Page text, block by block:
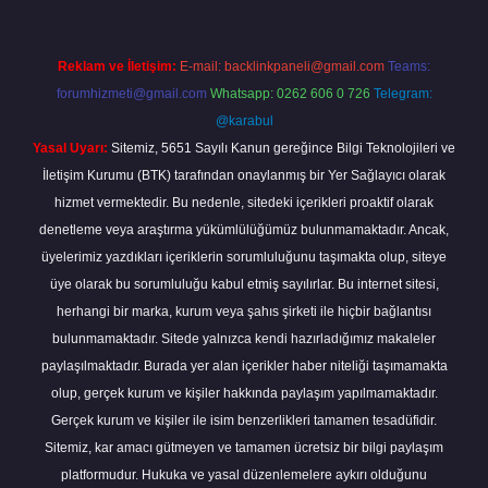
Reklam ve İletişim: E-mail: backlinkpaneli@gmail.com Teams:
forumhizmeti@gmail.com Whatsapp: 0262 606 0 726 Telegram:
@karabul
Yasal Uyarı: Sitemiz, 5651 Sayılı Kanun gereğince Bilgi Teknolojileri ve
İletişim Kurumu (BTK) tarafından onaylanmış bir Yer Sağlayıcı olarak
hizmet vermektedir. Bu nedenle, sitedeki içerikleri proaktif olarak
denetleme veya araştırma yükümlülüğümüz bulunmamaktadır. Ancak,
üyelerimiz yazdıkları içeriklerin sorumluluğunu taşımakta olup, siteye
üye olarak bu sorumluluğu kabul etmiş sayılırlar. Bu internet sitesi,
herhangi bir marka, kurum veya şahıs şirketi ile hiçbir bağlantısı
bulunmamaktadır. Sitede yalnızca kendi hazırladığımız makaleler
paylaşılmaktadır. Burada yer alan içerikler haber niteliği taşımamakta
olup, gerçek kurum ve kişiler hakkında paylaşım yapılmamaktadır.
Gerçek kurum ve kişiler ile isim benzerlikleri tamamen tesadüfidir.
Sitemiz, kar amacı gütmeyen ve tamamen ücretsiz bir bilgi paylaşım
platformudur. Hukuka ve yasal düzenlemelere aykırı olduğunu